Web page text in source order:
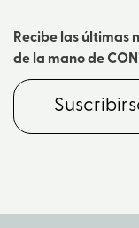
Recibe las últimas
de la mano de